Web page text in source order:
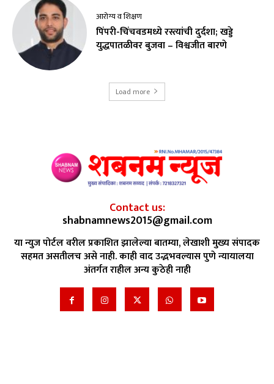
आरोग्य व शिक्षण
पिंपरी-चिंचवडमध्ये रस्त्यांची दुर्दशा; खड्डे
युद्धपातळीवर बुजवा – विश्वजीत बारणे
Load more
Contact us:
shabnamnews2015@gmail.com
या न्युज पोर्टल वरील प्रकाशित झालेल्या बातम्या, लेखाशी मुख्य संपादक
सहमत असतीलच असे नाही. काही वाद उद्भभवल्यास पुणे न्यायालया
अंतर्गत राहील अन्य कुठेही नाही